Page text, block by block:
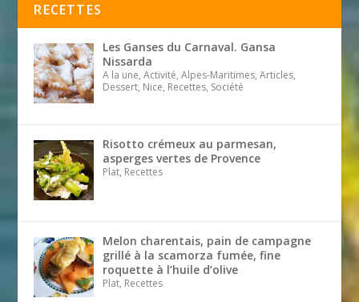
RECETTES
Les Ganses du Carnaval. Gansa
Nissarda
A la une, Activité, Alpes-Maritimes, Articles,
Dessert, Nice, Recettes, Société
Risotto crémeux au parmesan,
asperges vertes de Provence
Plat, Recettes
Melon charentais, pain de campagne
grillé à la scamorza fumée, fine
roquette à l’huile d’olive
Plat, Recettes